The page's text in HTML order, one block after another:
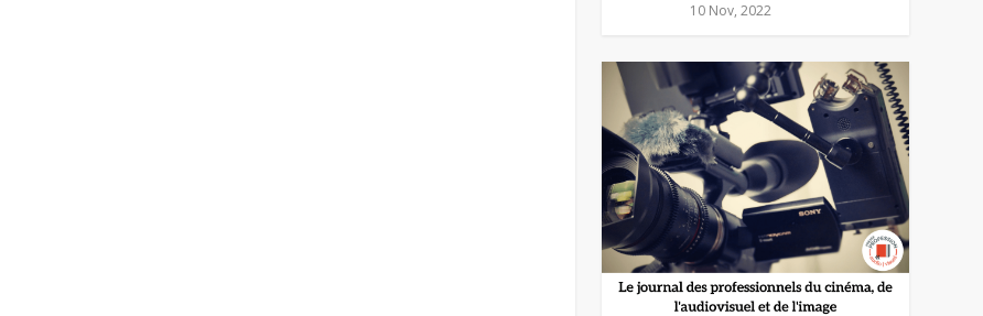
10 Nov, 2022